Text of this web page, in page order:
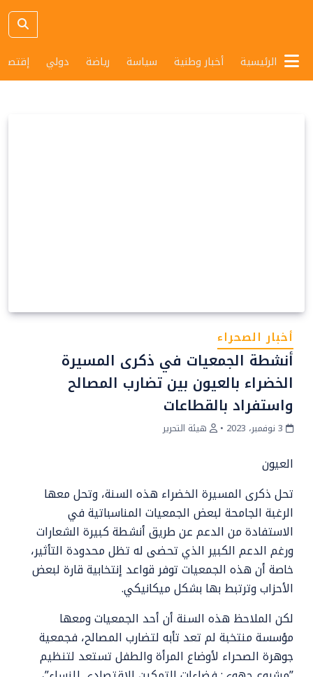
الرئيسية أخبار وطنية سياسة رياضة دولي
أخبار الصحراء
أنشطة الجمعيات في ذكرى المسيرة
الخضراء بالعيون بين تضارب المصالح
واستفراد بالقطاعات
• هيئة التحرير
العيون
تحل ذكرى المسيرة الخضراء هذه السنة، وتحل معها
الرغبة الجامحة لبعض الجمعيات المناسباتية في
الاستفادة من الدعم عن طريق أنشطة كبيرة الشعارات
ورغم الدعم الكبير الذي تحضى له تظل محدودة التأثير،
خاصة أن هذه الجمعيات توفر قواعد إنتخابية قارة لبعض
الأحزاب وترتبط بها بشكل ميكانيكي.
لكن الملاحظ هذه السنة أن أحد الجمعيات ومعها
مؤسسة منتخبة لم تعد تأبه لتضارب المصالح، فجمعية
جوهرة الصحراء لأوضاع المرأة والطفل تستعد لتنظيم